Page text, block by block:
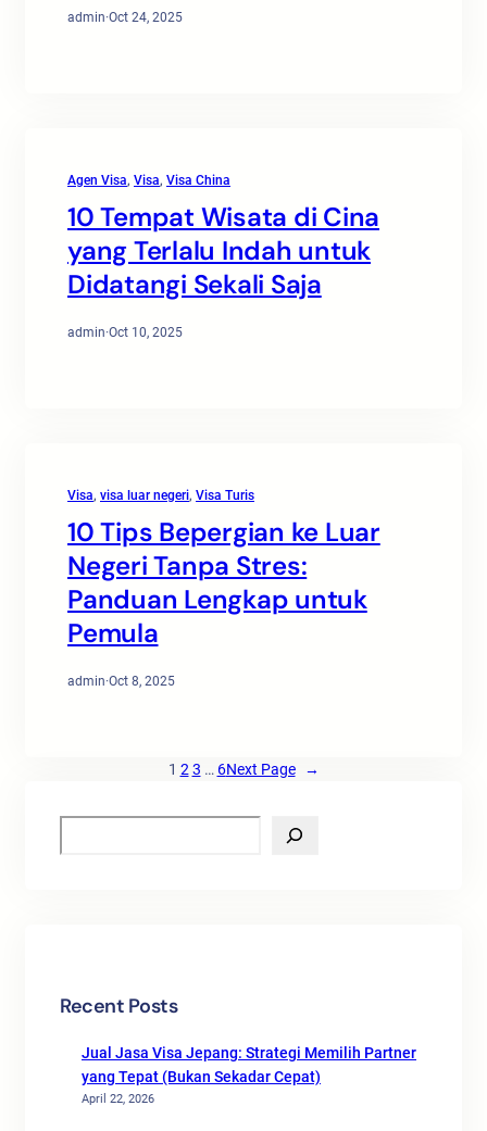
admin·Oct 24, 2025
Agen Visa, Visa, Visa China
10 Tempat Wisata di Cina
yang Terlalu Indah untuk
Didatangi Sekali Saja
admin·Oct 10, 2025
Visa, visa luar negeri, Visa Turis
10 Tips Bepergian ke Luar
Negeri Tanpa Stres:
Panduan Lengkap untuk
Pemula
admin·Oct 8, 2025
1 2 3 … 6Next Page →
e
Recent Posts
Jual Jasa Visa Jepang: Strategi Memilih Partner
yang Tepat (Bukan Sekadar Cepat)
April 22, 2026